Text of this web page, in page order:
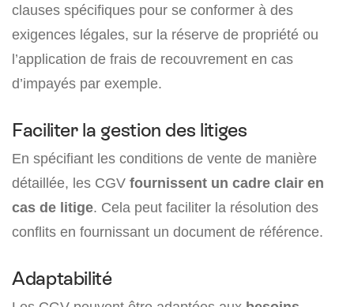
clauses spécifiques pour se conformer à des
exigences légales, sur la réserve de propriété ou
l’application de frais de recouvrement en cas
d’impayés par exemple.
Faciliter la gestion des litiges
En spécifiant les conditions de vente de manière
détaillée, les CGV fournissent un cadre clair en
cas de litige. Cela peut faciliter la résolution des
conflits en fournissant un document de référence.
Adaptabilité